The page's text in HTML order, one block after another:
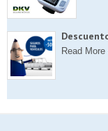
Read More